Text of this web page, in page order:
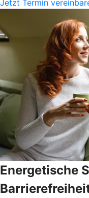
Jetzt Termin
Energetische